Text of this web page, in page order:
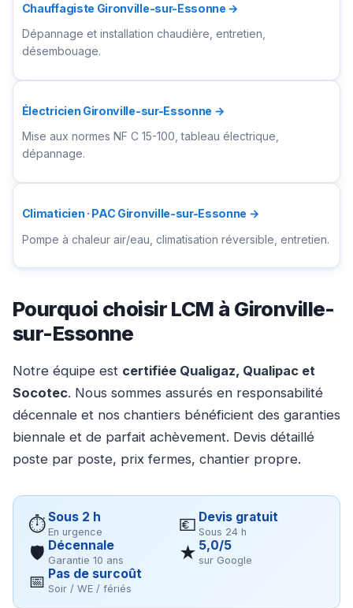
Chauffagiste Gironville-sur-Essonne →
Dépannage et installation chaudière, entretien,
désembouage.
Électricien Gironville-sur-Essonne →
Mise aux normes NF C 15-100, tableau électrique,
dépannage.
Climaticien · PAC Gironville-sur-Essonne →
Pompe à chaleur air/eau, climatisation réversible, entretien.
Pourquoi choisir LCM à Gironville-
sur-Essonne
Notre équipe est certifiée Qualigaz, Qualipac et
Socotec. Nous sommes assurés en responsabilité
décennale et nos chantiers bénéficient des garanties
biennale et de parfait achèvement. Devis détaillé
poste par poste, prix fermes, chantier propre.
⏱Sous 2 h
En urgence 💶 Devis gratuit
Sous 24 h
🛡 Décennale
Garantie 10 ans ★ 5,0/5
sur Google
📅 Pas de surcoût
Soir / WE / fériés